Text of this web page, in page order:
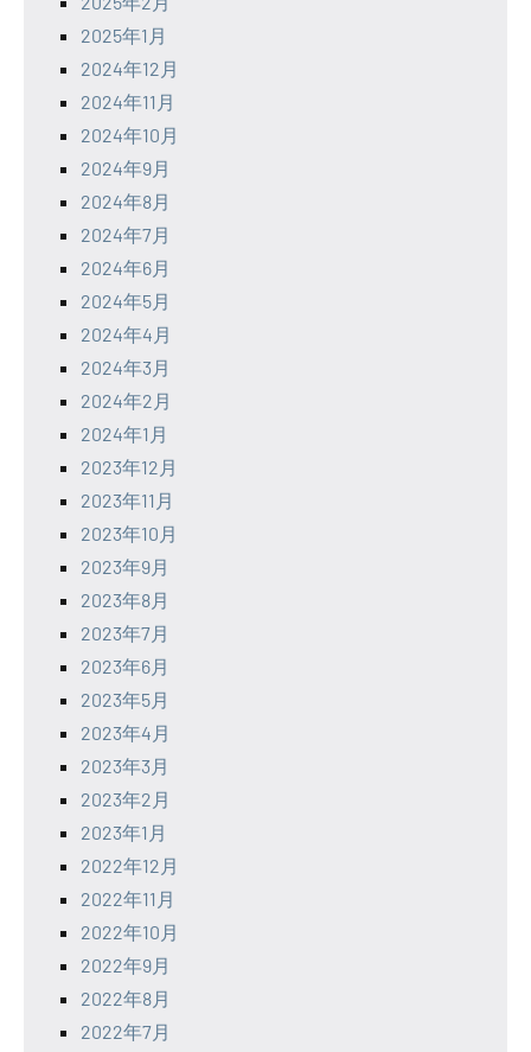
2025年1月
2024年12月
2024年11月
2024年10月
2024年9月
2024年8月
2024年7月
2024年6月
2024年5月
2024年4月
2024年3月
2024年2月
2024年1月
2023年12月
2023年11月
2023年10月
2023年9月
2023年8月
2023年7月
2023年6月
2023年5月
2023年4月
2023年3月
2023年2月
2023年1月
2022年12月
2022年11月
2022年10月
2022年9月
2022年8月
2022年7月